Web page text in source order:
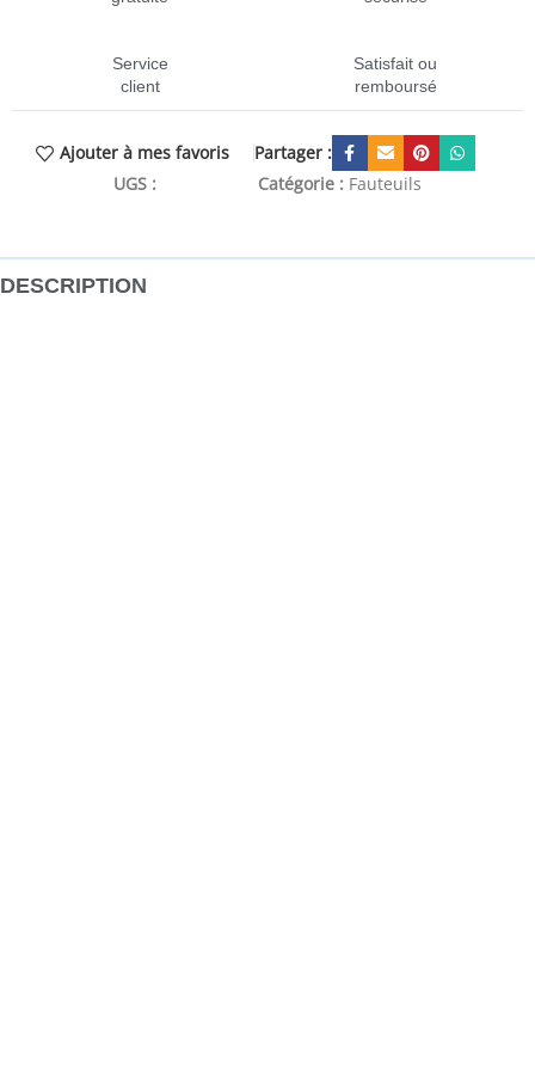
Service
client
Satisfait ou
remboursé
Ajouter à mes favoris
Partager :
UGS :
Catégorie : Fauteuils
DESCRIPTION